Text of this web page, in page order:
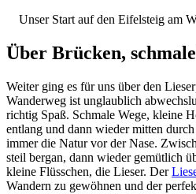
Unser Start auf den Eifelsteig am
Über Brücken,
Weiter ging es für uns über den
Wanderweg ist unglaublich
richtig Spaß. Schmale Wege, kleine
entlang und dann wieder mitten
immer die Natur vor der Nase.
steil bergan, dann wieder gemütlich
kleine Flüsschen, die Lieser. Der
Wandern zu gewöhnen und der